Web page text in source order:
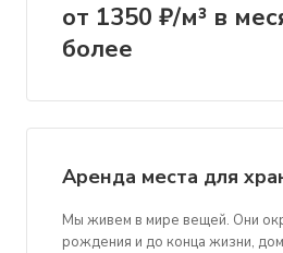
от 1350 ₽/м³ в
более
Аренда места для
Мы живем в мире вещей. Они
рождения и до конца жизни,